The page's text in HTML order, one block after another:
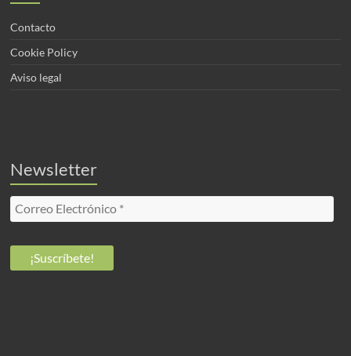
Contacto
Cookie Policy
Aviso legal
Newsletter